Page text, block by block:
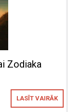
Zodiaka
LASĪT VAIRĀK